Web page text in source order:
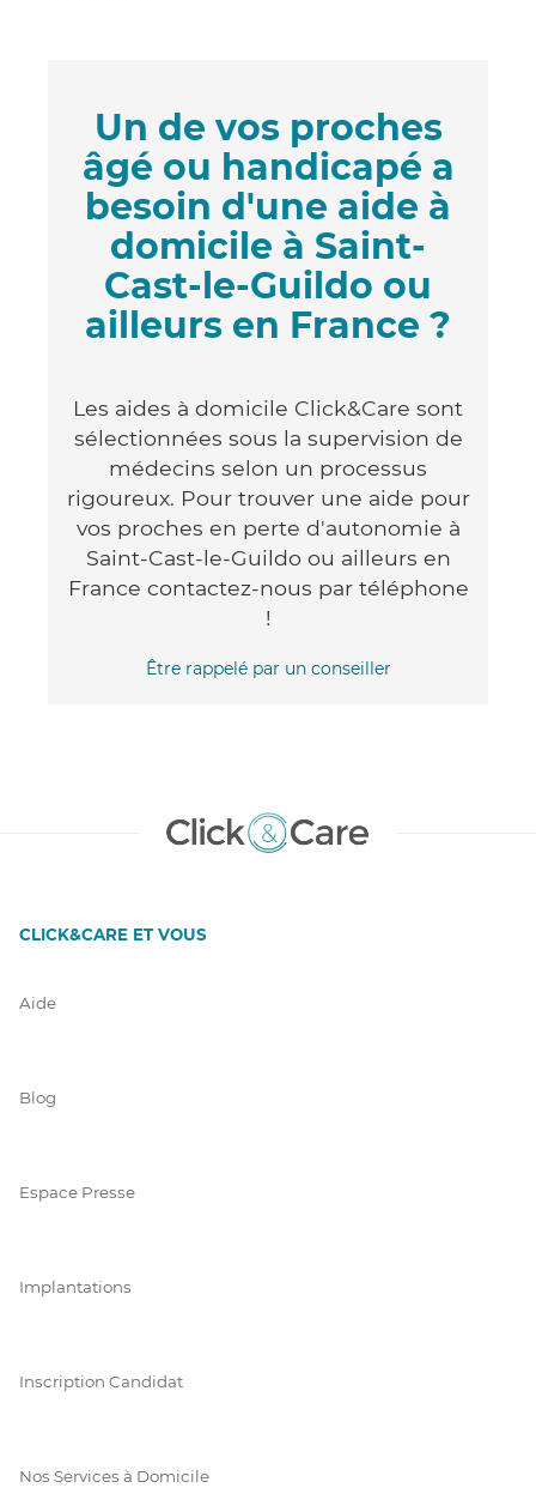
Un de vos proches
âgé ou handicapé a
besoin d'une aide à
domicile à Saint-
Cast-le-Guildo ou
ailleurs en France ?
Les aides à domicile Click&Care sont
sélectionnées sous la supervision de
médecins selon un processus
rigoureux. Pour trouver une aide pour
vos proches en perte d'autonomie à
Saint-Cast-le-Guildo ou ailleurs en
France contactez-nous par téléphone
!
Être rappelé par un conseiller
CLICK&CARE ET VOUS
Aide
Blog
Espace Presse
Implantations
Inscription Candidat
Nos Services à Domicile